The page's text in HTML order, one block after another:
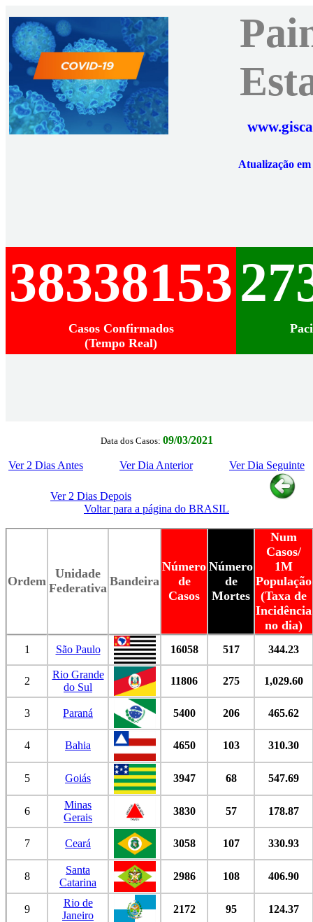
Atualização
38338153
Casos Confirmados
(Tempo Real)
Data dos Casos: 09/03/2021
Ver 2 Dias Antes Ver Dia Anterior Ver Dia Seguinte
Ver 2 Dias Depois
Voltar para a página do BRASIL
Ordem
Unidade
Federativa Bandeira
Número
de
Casos
Número
de
Mortes
Num
Casos/
1M
População
(Taxa de
Incidência
no dia)
1 São Paulo 16058 517 344.23
2
Rio Grande
do Sul
11806 275 1,029.60
3 Paraná 5400 206 465.62
4 Bahia 4650 103 310.30
5 Goiás 3947 68 547.69
6
Minas
Gerais
3830 57 178.87
7 Ceará 3058 107 330.93
8
Santa
Catarina
2986 108 406.90
9
Rio de
Janeiro
2172 95 124.37